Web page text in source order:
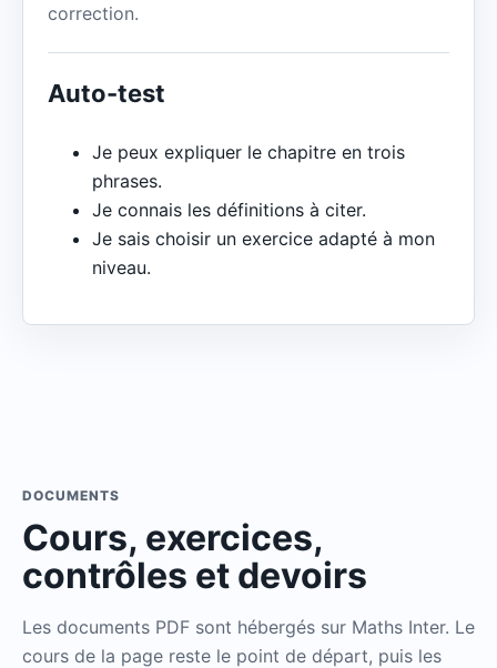
correction.
Auto-test
Je peux expliquer le chapitre en trois
phrases.
Je connais les définitions à citer.
Je sais choisir un exercice adapté à mon
niveau.
DOCUMENTS
Cours, exercices,
contrôles et devoirs
Les documents PDF sont hébergés sur Maths Inter. Le
cours de la page reste le point de départ, puis les